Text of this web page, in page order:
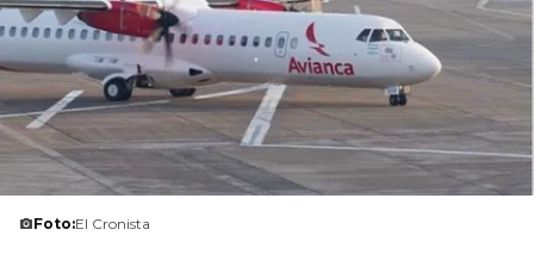
Foto:El Cronista